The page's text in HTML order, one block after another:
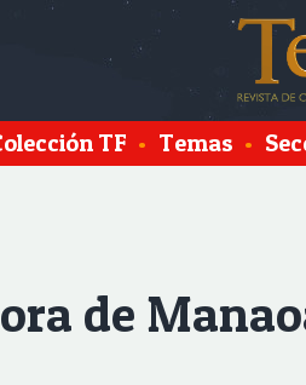
TF • Temas •
de